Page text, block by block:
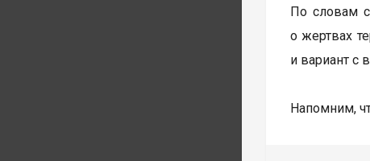
По словам
о жертвах
и вариант с
Напомним,